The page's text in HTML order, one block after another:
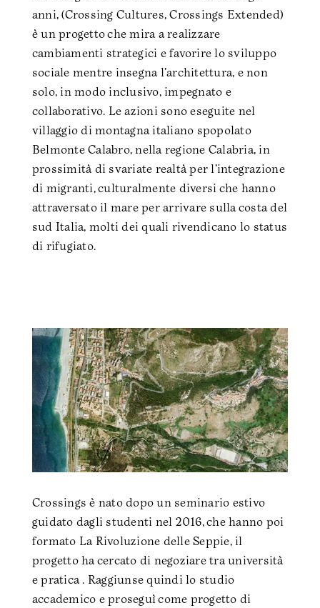
anni, (Crossing Cultures, Crossings Extended)
è un progetto che mira a realizzare
cambiamenti strategici e favorire lo sviluppo
sociale mentre insegna l’architettura, e non
solo, in modo inclusivo, impegnato e
collaborativo. Le azioni sono eseguite nel
villaggio di montagna italiano spopolato
Belmonte Calabro, nella regione Calabria, in
prossimità di svariate realtà per l’integrazione
di migranti, culturalmente diversi che hanno
attraversato il mare per arrivare sulla costa del
sud Italia, molti dei quali rivendicano lo status
di rifugiato.
Crossings è nato dopo un seminario estivo
guidato dagli studenti nel 2016, che hanno poi
formato La Rivoluzione delle Seppie, il
progetto ha cercato di negoziare tra università
e pratica . Raggiunse quindi lo studio
accademico e proseguì come progetto di